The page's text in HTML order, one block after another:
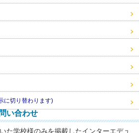
に切り替わります)
い合わせ
た学校様のみを掲載したインターエデュ